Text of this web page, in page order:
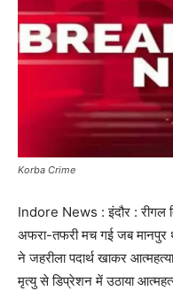
Korba Crime
Indore News : इंदौर : रीगल
अफरा-तफरी मच गई जब मानपुर
ने जहरीला पदार्थ खाकर
मृत्यु से डिप्रेशन में उठाया